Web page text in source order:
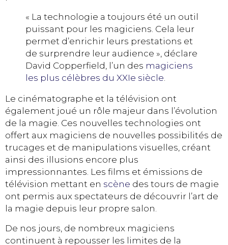
« La technologie a toujours été un outil
puissant pour les magiciens. Cela leur
permet d’enrichir leurs prestations et
de surprendre leur audience », déclare
David Copperfield, l’un des magiciens
les plus célèbres du XXIe siècle.
Le cinématographe et la télévision ont
également joué un rôle majeur dans l’évolution
de la magie. Ces nouvelles technologies ont
offert aux magiciens de nouvelles possibilités de
trucages et de manipulations visuelles, créant
ainsi des illusions encore plus
impressionnantes. Les films et émissions de
télévision mettant en scène des tours de magie
ont permis aux spectateurs de découvrir l’art de
la magie depuis leur propre salon.
De nos jours, de nombreux magiciens
continuent à repousser les limites de la